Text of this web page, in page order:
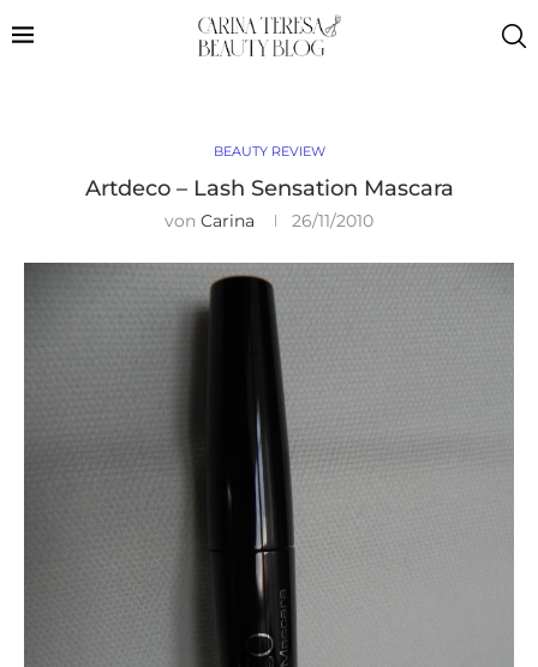
BEAUTY REVIEW
Artdeco – Lash Sensation Mascara
von Carina 26/11/2010